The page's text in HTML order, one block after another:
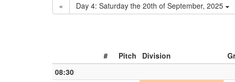
« Day 4: Saturday the 20th of September, 2025
#
Pitch Division
08:30